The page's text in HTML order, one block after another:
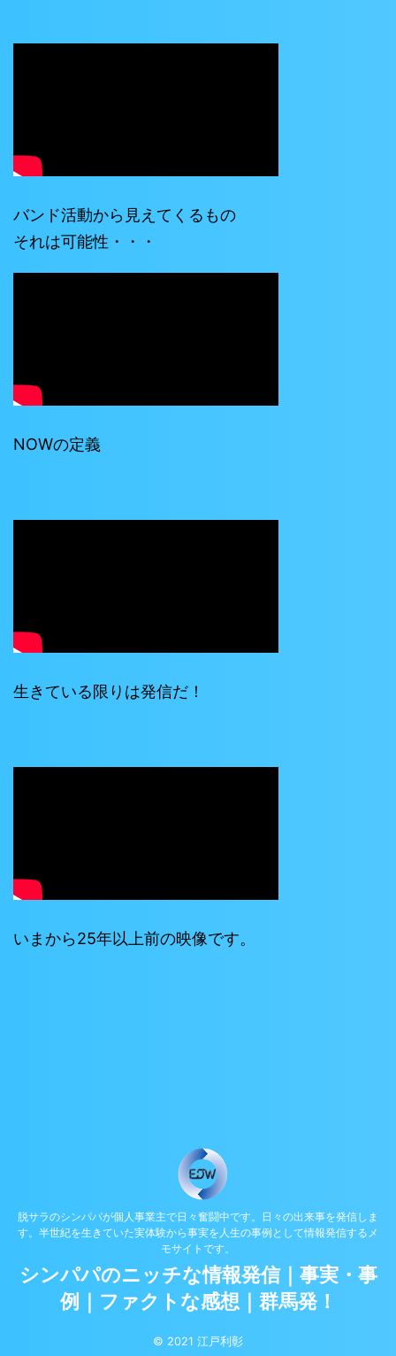
バンド活動から見えてくるもの
それは可能性・・・
NOWの定義
生きている限りは発信だ！
いまから25年以上前の映像です。
脱サラのシンパパが個人事業主で日々奮闘中です。日々の出来事を発信しま
す。半世紀を生きていた実体験から事実を人生の事例として情報発信するメ
モサイトです。
シンパパのニッチな情報発信｜事実・事
例｜ファクトな感想｜群馬発！
© 2021 江戸利彰